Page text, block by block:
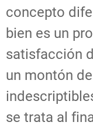
concepto
bien es un
satisfacción
un montón
se trata al